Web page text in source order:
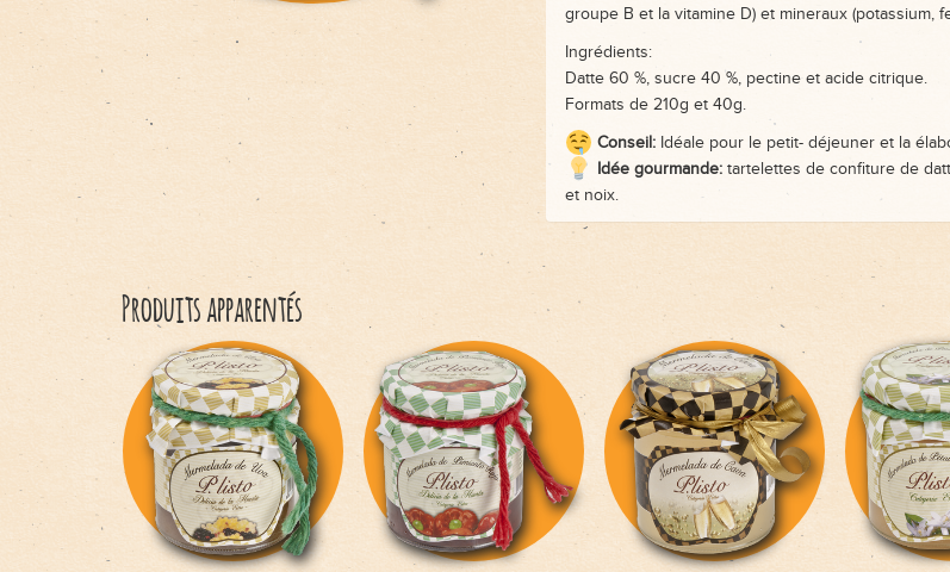
groupe B et la vitamine D) et mineraux (potassium,
Ingrédients:
Datte 60 %, sucre 40 %, pectine et acide citrique.
Formats de 210g et 40g.
Conseil:Idéale pour le petit- déjeuner et la
Idée gourmande:tartelettes de confiture de
et noix.
Produits apparentés